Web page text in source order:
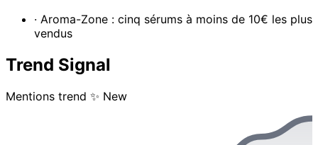
· Aroma-Zone : cinq sérums à moins de 10€ les plus
vendus
Trend Signal
Mentions trend ✨ New